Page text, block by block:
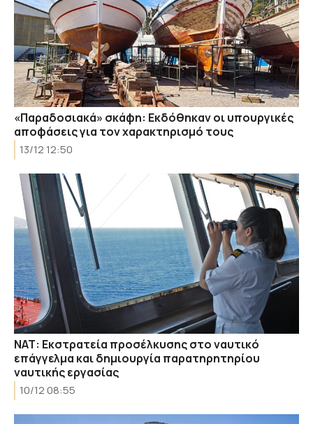
«Παραδοσιακά» σκάφη: Εκδόθηκαν οι υπουργικές
αποφάσεις για τον χαρακτηρισμό τους
13/12 12:50
ΝΑΤ: Εκστρατεία προσέλκυσης στο ναυτικό
επάγγελμα και δημιουργία παρατηρητηρίου
ναυτικής εργασίας
10/12 08:55